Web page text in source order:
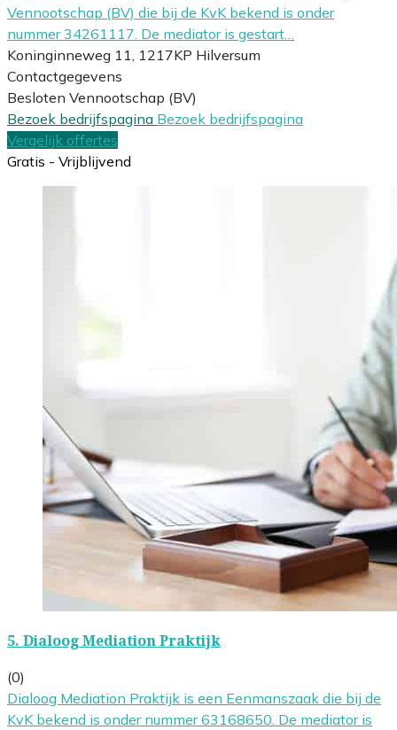
Vennootschap (BV) die bij de KvK bekend is onder
nummer 34261117. De mediator is gestart…
Koninginneweg 11, 1217KP Hilversum
Contactgegevens
Besloten Vennootschap (BV)
Bezoek bedrijfspagina Bezoek bedrijfspagina
Vergelijk offertes
Gratis - Vrijblijvend
5. Dialoog Mediation Praktijk
(0)
Dialoog Mediation Praktijk is een Eenmanszaak die bij de
KvK bekend is onder nummer 63168650. De mediator is